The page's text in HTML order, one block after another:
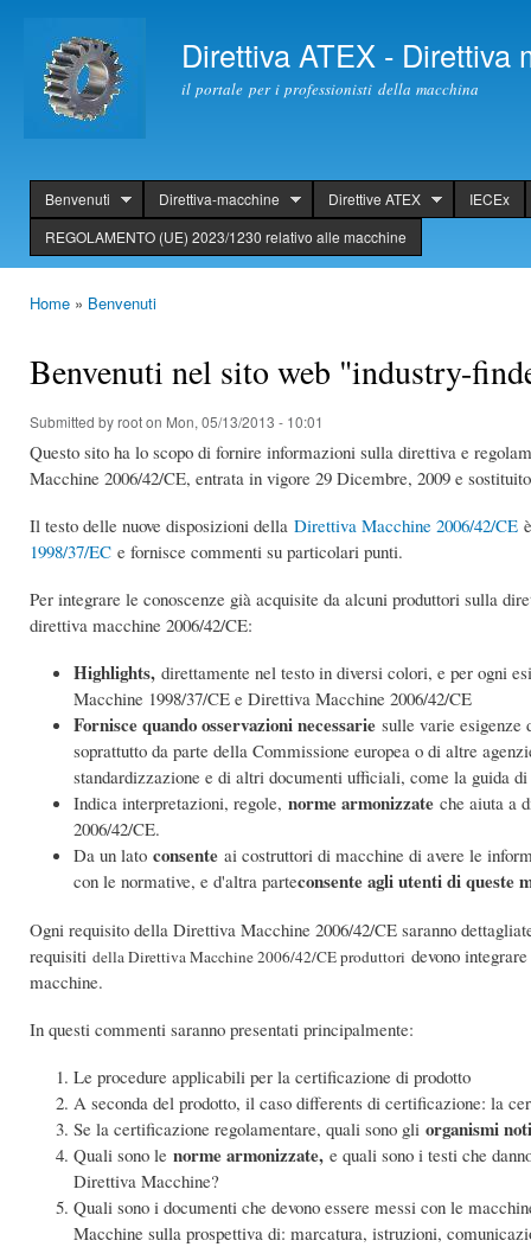
Direttiva ATEX - Direttiva
il portale per i professionisti della macchina
header
Benvenuti Direttiva-macchine Direttive ATEX
IECEx
REGOLAMENTO (UE) 2023/1230 relativo alle macchine
Home » Benvenuti
Benvenuti nel sito web "industry-
Submitted byrooton Mon, 05/13/2013 - 10:01
Questo sito ha lo scopo di fornire informazioni sulla direttiva e
Macchine 2006/42/CE, entrata in vigore 29 Dicembre, 2009 e
Il testo delle nuove disposizioni della Direttiva Macchine 2006/42/CE
1998/37/EC e fornisce commenti su particolari punti.
Per integrare le conoscenze già acquisite da alcuni produttori sulla
direttiva macchine 2006/42/CE:
Highlights, direttamente nel testo in diversi colori, e per ogni
Macchine 1998/37/CE e Direttiva Macchine 2006/42/CE
Fornisce quando osservazioni necessarie sulle varie esigenze
soprattutto da parte della Commissione europea o di altre
standardizzazione e di altri documenti ufficiali, come la guida
Indica interpretazioni, regole,norme armonizzate che aiuta a
2006/42/CE.
Da un latoconsente ai costruttori di macchine di avere le
con le normative, e d'altra parteconsente agli utenti di queste
Ogni requisito della Direttiva Macchine 2006/42/CE saranno
requisiti della Direttiva Macchine 2006/42/CE produttori devono
macchine.
In questi commenti saranno presentati principalmente:
Le procedure applicabili per la certificazione di prodotto
A seconda del prodotto, il caso differents di certificazione: la
Se la certificazione regolamentare, quali sono gliorganismi
Quali sono lenorme armonizzate, e quali sono i testi che
Direttiva Macchine?
Quali sono i documenti che devono essere messi con le
Macchine sulla prospettiva di: marcatura, istruzioni,